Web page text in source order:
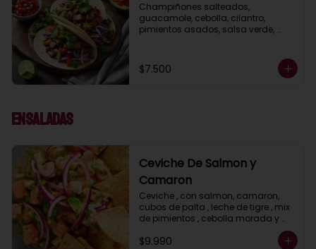
Champiñones salteados,
guacamole, cebolla, cilantro,
pimientos asados, salsa verde,
$7.500
Ensaladas
Ceviche De Salmon y
Camaron
Ceviche , con salmon, camaron,
cubos de palta , leche de tigre , mix
de pimientos , cebolla morada y
cilantro acompañdos con nachos.
$9.990